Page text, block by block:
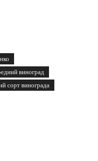
виноград
сорт винограда